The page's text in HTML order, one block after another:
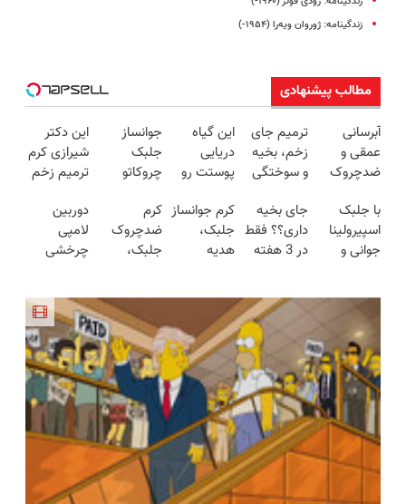
زندگینامه: ژوروان ویه‌را (۱۹۵۴-)
مطالب پیشنهادی
آبرسانی
عمقی و
ضدچروک
(تخفیف تا
امشب🔥)
ترمیم جای
زخم، بخیه
و سوختگی
هفته!!😍
این گیاه
دریایی
پوستت رو
میکنه
جوون شدی
خرید
جوانساز
جلبک
چروکاتو
صاف میکنه
😍
این دکتر
شیرازی کرم
ترمیم زخم
ساخت!!!
با جلبک
اسپیرولینا
جوانی و
تضمینه50%تخفیف
جای بخیه
داری؟؟ فقط
در 3 هفته
کرم جوانساز
جلبک،
هدیه
تخفیف
ویژه)
کرم
ضدچروک
جلبک،
پوست
شما40%تخفیف
دوربین
لامپی
چرخشی
حراج شد🔥
پرداخت
درب منزل